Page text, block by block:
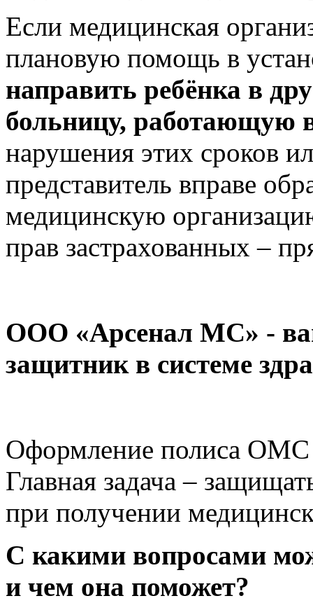
Если медицинская
плановую помощь в
направить ребёнка в
больницу, работающую
нарушения этих сроков
представитель вправе
медицинскую
прав застрахованных –
ООО «Арсенал МС» -
защитник в системе
Оформление полиса
Главная задача –
при получении
С какими вопросами
и чем она поможет?